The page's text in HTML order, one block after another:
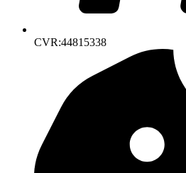
CVR:44815338